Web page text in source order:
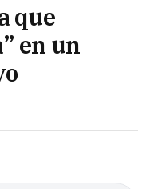
que
en un